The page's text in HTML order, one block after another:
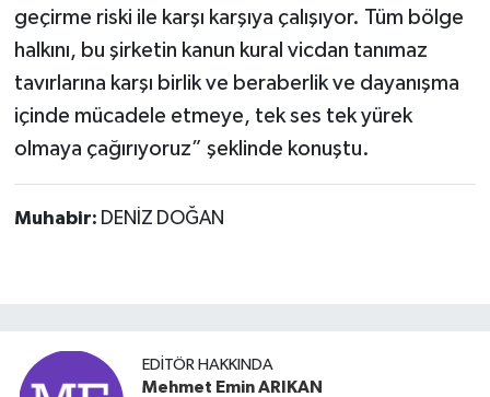
geçirme riski ile karşı karşıya çalışıyor. Tüm bölge
halkını, bu şirketin kanun kural vicdan tanımaz
tavırlarına karşı birlik ve beraberlik ve dayanışma
içinde mücadele etmeye, tek ses tek yürek
olmaya çağırıyoruz” şeklinde konuştu.
Muhabir: DENİZ DOĞAN
EDITÖR HAKKINDA
Mehmet Emin ARIKAN